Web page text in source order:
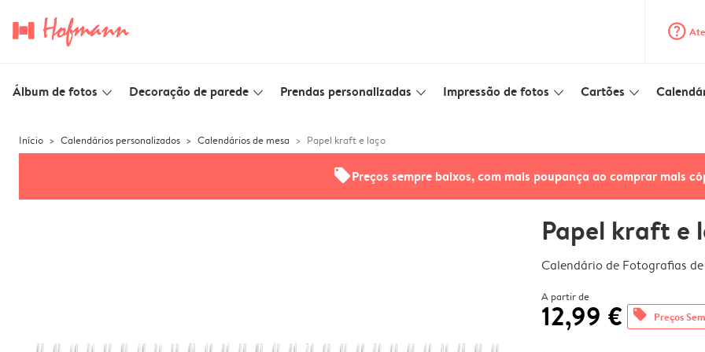
question_mark_circle
Álbum de fotos slim_arrow_down Decoração de parede slim_arrow_down Prendas personalizadas slim_arrow_down Impressão de fotos slim_arrow_down Cartões slim_arrow_down
Início Calendários personalizados Calendários de mesa Papel kraft e laço
offersPreços sempre baixos, com mais poupança ao comprar mais
Papel kraft e
Calendário de Fotografias
A partir de
12,99 € offers Preços